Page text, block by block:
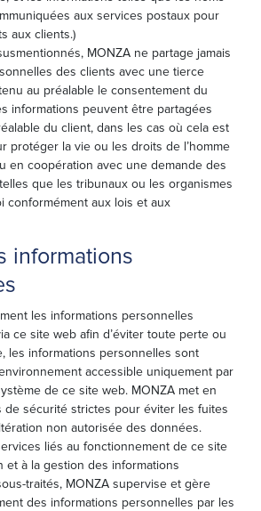
aux services postaux pour
aux clients.)
MONZA ne partage jamais
des clients avec une tierce
au préalable le consentement du
informations peuvent être partagées
du client, dans les cas où cela est
protéger la vie ou les droits de l’homme
en coopération avec une demande des
que les tribunaux ou les organismes
conformément aux lois et aux
informations
les informations personnelles
ce site web afin d’éviter toute perte ou
les informations personnelles sont
accessible uniquement par
de ce site web. MONZA met en
sécurité strictes pour éviter les fuites
non autorisée des données.
liés au fonctionnement de ce site
et à la gestion des informations
traités, MONZA supervise et gère
des informations personnelles par les